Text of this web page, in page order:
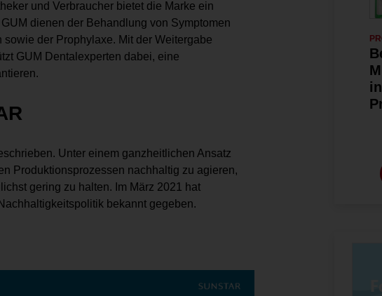
und Verbraucher bietet die Marke ein
dienen der Behandlung von Symptomen
der Prophylaxe. Mit der Weitergabe
GUM Dentalexperten dabei, eine
Unter einem ganzheitlichen Ansatz
Produktionsprozessen nachhaltig zu agieren,
gering zu halten. Im März 2021 hat
bekannt gegeben.